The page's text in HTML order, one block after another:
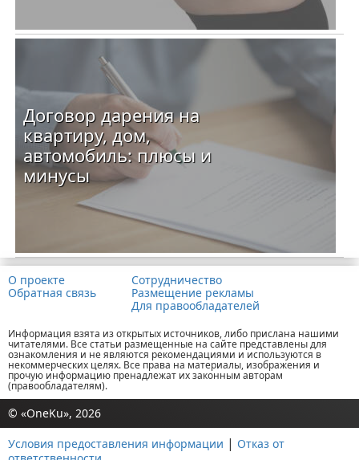
Договор дарения на
квартиру, дом,
автомобиль: плюсы и
минусы
О проекте
Обратная связь
Сотрудничество
Размещение рекламы
Для правообладателей
Информация взята из открытых источников, либо прислана нашими
читателями. Все статьи размещенные на сайте представлены для
ознакомления и не являются рекомендациями и используются в
некоммерческих целях. Все права на материалы, изображения и
прочую информацию пренадлежат их законным авторам
(правообладателям).
© «OneKu», 2026
Условия предоставления информации | Отказ от